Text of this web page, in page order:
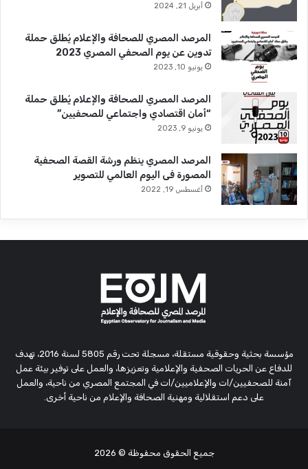
أبريل 21, 2024
المرصد المصري للصحافة والإعلام يُطلق حملة
تدوين عن يوم الصحفي المصري 2023
يونيو 10, 2023
المرصد المصري للصحافة والإعلام يُطلق حملة
“أمان اقتصادي واجتماعي للصحفيين”
يونيو 9, 2023
المرصد المصري ينظم ورشة القصة الصحفية
المصورة فى اليوم العالمي للتصوير
أغسطس 19, 2022
مؤسسة بحثية وحقوقية مستقلة، مسجلة تحت رقم 5805 لسنة 2016، تهدف
للدفاع عن الحريات الصحفية والإعلامية وتعزيزها، والعمل على توفير بيئة عمل
آمنة للصحفيين/ات والإعلاميين/ات في المجتمع المصري من ناحية، والعمل
على دعم استقلالية ومهنية الصحافة والإعلام من ناحية أخرى.
جميع الحقوق محفوظة © 2026